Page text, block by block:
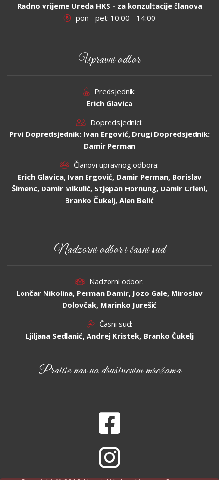
Radno vrijeme Ureda HKS - za konzultacije članova
pon - pet: 10:00 - 14:00
Upravni odbor
Predsjednik:
Erich Glavica
Dopredsjednici:
Prvi Dopredsjednik: Ivan Ergović, Drugi Dopredsjednik:
Damir Perman
Članovi upravnog odbora:
Erich Glavica, Ivan Ergović, Damir Perman, Borislav
Šimenc, Damir Mikulić, Stjepan Hornung, Damir Crleni,
Branko Čukelj, Alen Belić
Nadzorni odbor i časni sud
Nadzorni odbor:
Lončar Nikolina, Perman Damir, Jozo Gale, Miroslav
Dolovčak, Marinko Jurešić
Časni sud:
Ljiljana Sedlanić, Andrej Kristek, Branko Čukelj
Pratite nas na društvenim mrežama